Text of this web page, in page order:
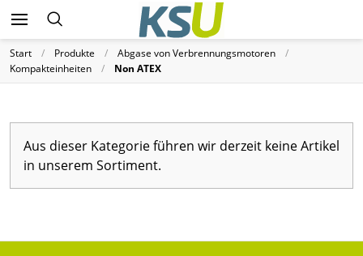
Start Produkte
Abgase von Verbrennungsmotoren
Kompakteinheiten
Non ATEX
Aus dieser Kategorie führen wir derzeit keine Artikel
in unserem Sortiment.